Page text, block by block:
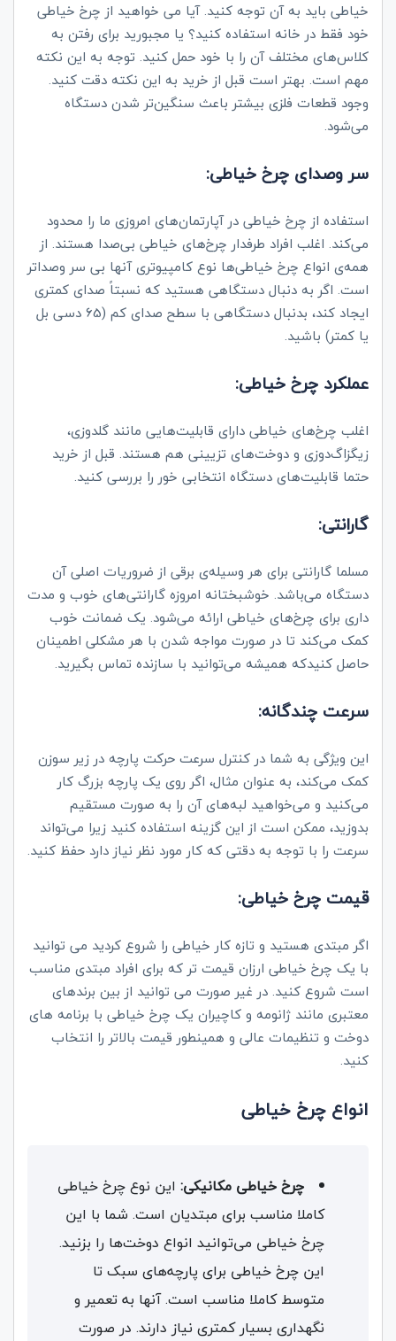
خیاطی باید به آن توجه کنید. آیا می خواهید از چرخ خیاطی
خود فقط در خانه استفاده کنید؟ یا مجبورید برای رفتن به
کلاس‌های مختلف آن را با خود حمل کنید. توجه به این نکته
مهم است. بهتر است قبل از خرید به این نکته دقت کنید.
وجود قطعات فلزی بیشتر باعث سنگین‌تر شدن دستگاه
می‌شود.
سر وصدای چرخ خیاطی:
استفاده از چرخ خیاطی در آپارتمان‌های امروزی ما را محدود
می‌کند. اغلب افراد طرفدار چرخ‌های خیاطی بی‌صدا هستند. از
همه‌ی انواع چرخ خیاطی‌ها نوع کامپیوتری آنها بی سر وصداتر
است. اگر به دنبال دستگاهی هستید که نسبتاً صدای کمتری
ایجاد کند، بدنبال دستگاهی با سطح صدای کم (65 دسی بل
یا کمتر) باشید.
عملکرد چرخ خیاطی:
اغلب چرخ‌های خیاطی دارای قابلیت‌هایی مانند گلدوزی،
زیگزاگ‌دوزی و دوخت‌های تزیینی هم هستند. قبل از خرید
حتما قابلیت‌های دستگاه انتخابی خور را بررسی کنید.
گارانتی:
مسلما گارانتی برای هر وسیله‌ی برقی از ضروریات اصلی آن
دستگاه می‌باشد. خوشبختانه امروزه گارانتی‌های خوب و مدت
داری برای چرخ‌های خیاطی ارائه می‌شود. یک ضمانت خوب
کمک می‌کند تا در صورت مواجه شدن با هر مشکلی اطمینان
حاصل کنیدکه همیشه می‌توانید با سازنده تماس بگیرید.
سرعت چندگانه:
این ویژگی به شما در کنترل سرعت حرکت پارچه در زیر سوزن
کمک می‌کند، به عنوان مثال، اگر روی یک پارچه بزرگ کار
می‌کنید و می‌خواهید لبه‌های آن را به صورت مستقیم
بدوزید، ممکن است از این گزینه استفاده کنید زیرا می‌تواند
سرعت را با توجه به دقتی که کار مورد نظر نیاز دارد حفظ کنید.
قیمت چرخ خیاطی:
اگر مبتدی هستید و تازه کار خیاطی را شروع کردید می توانید
با یک چرخ خیاطی ارزان قیمت تر که برای افراد مبتدی مناسب
است شروع کنید. در غیر صورت می توانید از بین برندهای
معتبری مانند ژانومه و کاچیران یک چرخ خیاطی با برنامه های
دوخت و تنظیمات عالی و همینطور قیمت بالاتر را انتخاب
کنید.
انواع چرخ خیاطی
چرخ خیاطی مکانیکی: این نوع چرخ خیاطی
کاملا مناسب برای مبتدیان است. شما با این
چرخ خیاطی می‌توانید انواع دوخت‌‌ها را بزنید.
این چرخ خیاطی برای پارچه‌های سبک تا
متوسط کاملا مناسب است. آنها به تعمیر و
نگهداری بسیار کمتری نیاز دارند. در صورت